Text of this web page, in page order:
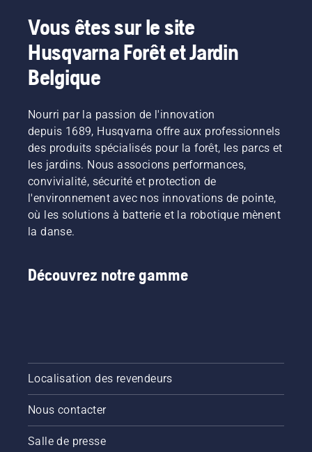
dans le
monde.
Ils
constituent
notre
équipe H,
sont nos
utilisateurs
les plus
exigeants.
en cas
de
conditions
poussiéreuses.
L'huile
vidangée
de deux
façons
dans
cette
vidéo.
chaîne
lors de la
coupe et
de
autour
du
guide-
chaîne
sans
friction.
Cela
prolonge
de la
courte
pour
Vous êtes sur le site
Husqvarna Forêt et Jardin
Belgique
Nourri par la passion de l'innovation
depuis 1689, Husqvarna offre aux professionnels
des produits spécialisés pour la forêt, les parcs et
les jardins. Nous associons performances,
convivialité, sécurité et protection de
l'environnement avec nos innovations de pointe,
où les solutions à batterie et la robotique mènent
la danse.
Découvrez notre gamme
Localisation des revendeurs
Nous contacter
Salle de presse